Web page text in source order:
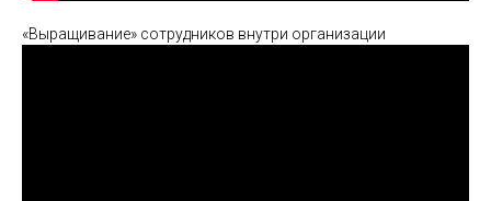
«Выращивание» сотрудников внутри организации